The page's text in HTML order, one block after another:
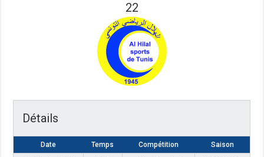
22
Détails
Date Temps Compétition Saison